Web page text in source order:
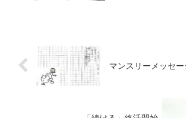
マンスリーメッセー